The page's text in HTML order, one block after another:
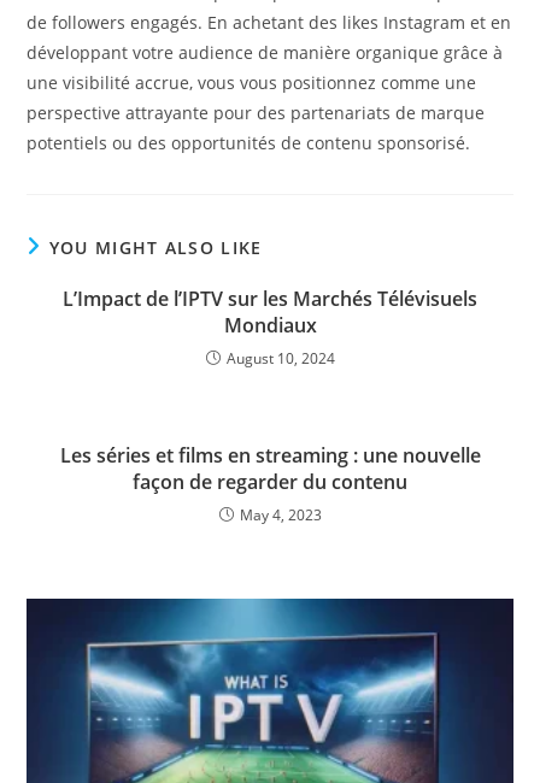
de followers engagés. En achetant des likes Instagram et en
développant votre audience de manière organique grâce à
une visibilité accrue, vous vous positionnez comme une
perspective attrayante pour des partenariats de marque
potentiels ou des opportunités de contenu sponsorisé.
YOU MIGHT ALSO LIKE
L’Impact de l’IPTV sur les Marchés Télévisuels
Mondiaux
August 10, 2024
Les séries et films en streaming : une nouvelle
façon de regarder du contenu
May 4, 2023